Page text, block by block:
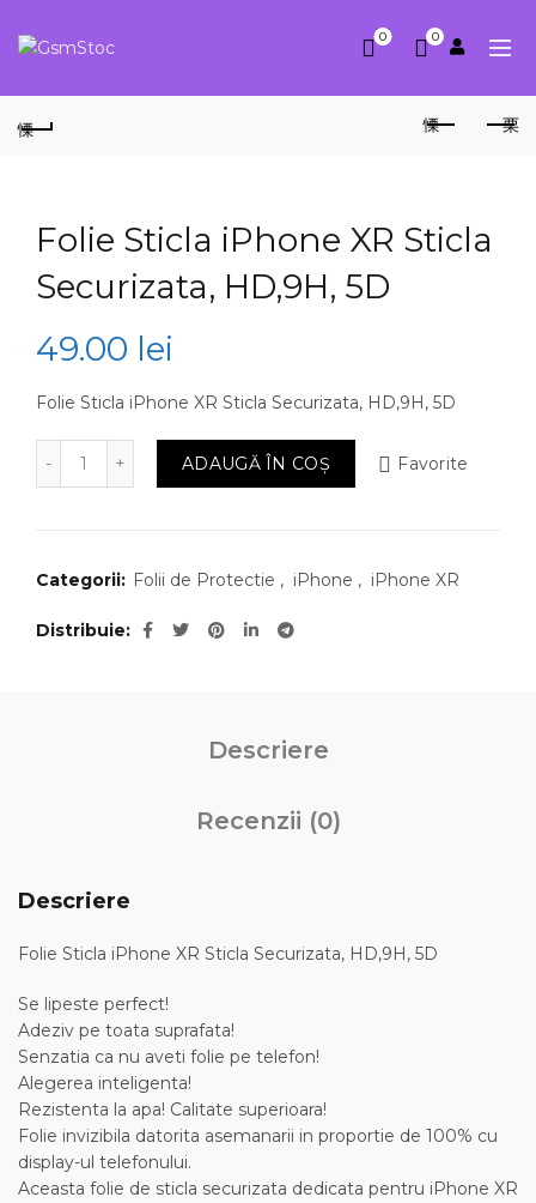
0 0
Folie Sticla iPhone XR Sticla
Securizata, HD,9H, 5D
49.00 lei
Folie Sticla iPhone XR Sticla Securizata, HD,9H, 5D
Cantitate Folie Sticla iPhone XR Sticla Securizata,
ADAUGĂ ÎN COȘ Favorite
Categorii: Folii de Protectie , iPhone , iPhone XR
Distribuie
Descriere
Recenzii (0)
Descriere
Folie Sticla iPhone XR Sticla Securizata, HD,9H, 5D
Se lipeste perfect!
Adeziv pe toata suprafata!
Senzatia ca nu aveti folie pe telefon!
Alegerea inteligenta!
Rezistenta la apa! Calitate superioara!
Folie invizibila datorita asemanarii in proportie de 100% cu
display-ul telefonului.
Aceasta folie de sticla securizata dedicata pentru iPhone XR